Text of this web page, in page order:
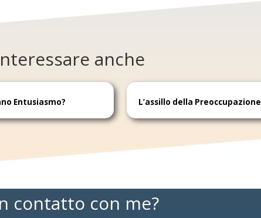
anche
Entusiasmo? L’assillo della Preoccupazione
contatto con me?